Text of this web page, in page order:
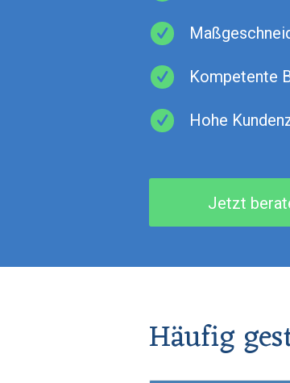
Kompetente
Hohe
Jetzt
Häufig